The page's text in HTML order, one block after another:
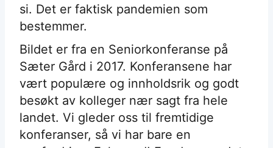
si. Det er faktisk pandemien som
bestemmer.
Bildet er fra en Seniorkonferanse på
Sæter Gård i 2017. Konferansene har
vært populære og innholdsrik og godt
besøkt av kolleger nær sagt fra hele
landet. Vi gleder oss til fremtidige
konferanser, så vi har bare en